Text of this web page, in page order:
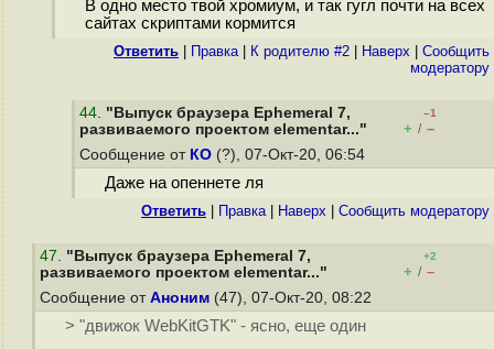
В одно место твой хромиум, и так гугл почти на всех
сайтах скриптами кормится
Ответить Правка| К родителю #2 Наверх
Cообщить
модератору
44. "Выпуск браузера Ephemeral 7,
развиваемого проектом elementar..."
–1
+ / –
Сообщение от КО (?), 07-Окт-20, 06:54
Даже на опеннете ля
Ответить Правка| Наверх Cообщить модератору
47. "Выпуск браузера Ephemeral 7,
развиваемого проектом elementar..."
+2
+ / –
Сообщение от Аноним (47), 07-Окт-20, 08:22
> "движок WebKitGTK" - ясно, еще один